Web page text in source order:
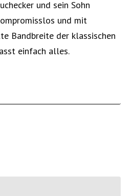
und sein Sohn
und mit
Bandbreite der klassischen
einfach alles.